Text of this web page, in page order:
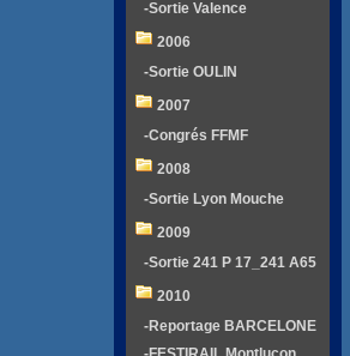
-Sortie Valence
2006
-Sortie OULIN
2007
-Congrés FFMF
2008
-Sortie Lyon Mouche
2009
-Sortie 241 P 17_241 A65
2010
-Reportage BARCELONE